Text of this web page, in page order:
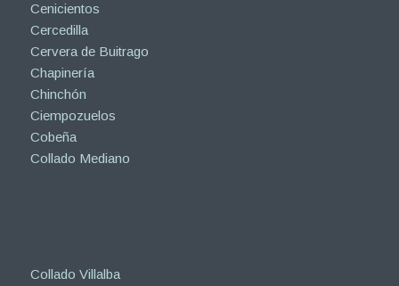
Cenicientos
Cercedilla
Cervera de Buitrago
Chapinería
Chinchón
Ciempozuelos
Cobeña
Collado Mediano
Collado Villalba